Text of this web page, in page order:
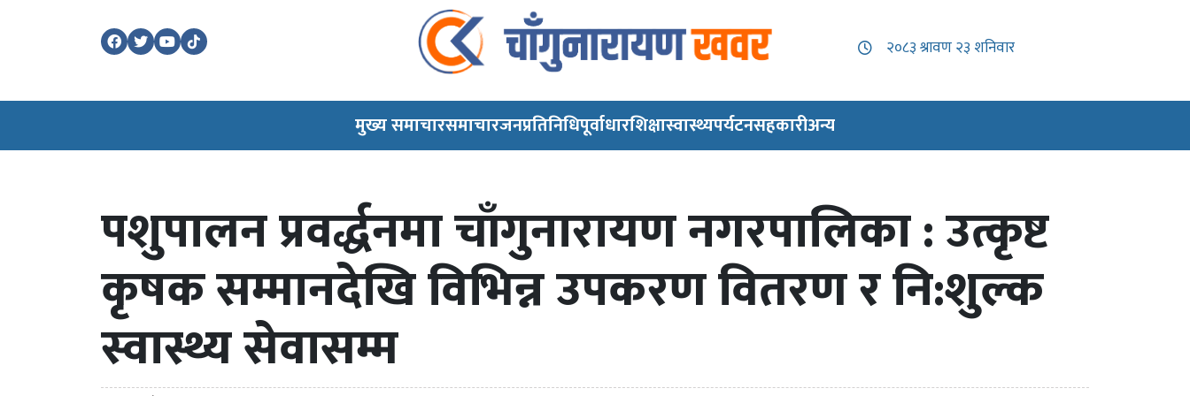
मुख्य समाचारसमाचारजनप्रतिनिधिपूर्वाधारशिक्षास्वास्थ्यपर्यटनसहकारीअन्य
पशुपालन प्रवर्द्धनमा चाँगुनारायण नगरपालिका : उत्कृष्ट
कृषक सम्मानदेखि विभिन्न उपकरण वितरण र नि:शुल्क
स्वास्थ्य सेवासम्म